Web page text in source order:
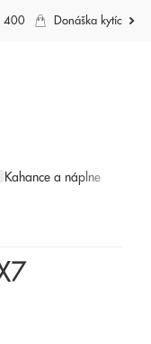
400 Donáška kytíc
Kahance a náplne